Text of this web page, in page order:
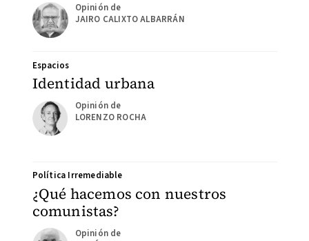
JAIRO CALIXTO ALBARRÁN
Identidad urbana
Espacios
LORENZO ROCHA
¿Qué hacemos con nuestros
comunistas?
Política Irremediable